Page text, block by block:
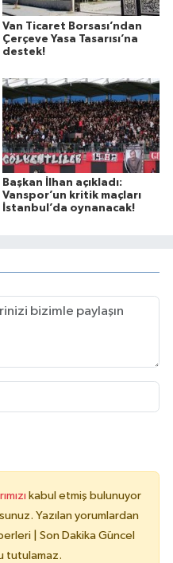
Van Ticaret Borsası’ndan
Çerçeve Yasa Tasarısı’na
destek!
Başkan İlhan açıkladı:
Vanspor’un kritik maçları
İstanbul’da oynanacak!
kabul etmiş bulunuyor
Yazılan yorumlardan
| Son Dakika Güncel
tutulamaz.